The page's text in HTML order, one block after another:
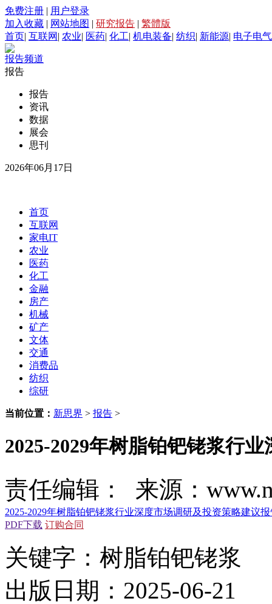
免费注册 | 用户登录
加入收藏 | 网站地图 | 研究报告 | 繁體版
首页| 互联网 | 农业| 医药| 化工| 机电装备| 纺织| 新能源| 电子电气
报告频道
报告
报告
资讯
数据
展会
思刊
2026年06月17日
首页
互联网
家电IT
农业
医药
化工
金融
房产
机械
矿产
文体
交通
消费品
纺织
综研
当前位置： 新思界 > 报告 >
2025-2029年树脂铂钯铑浆行
责任编辑： 来源：
2025-2029年树脂铂钯铑浆行业深度市场调研及投资策略建议
PDF下载 订购合同
关键字：树脂铂钯铑浆
出版日期：2025-06-21